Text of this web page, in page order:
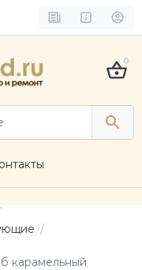
0
карамельный